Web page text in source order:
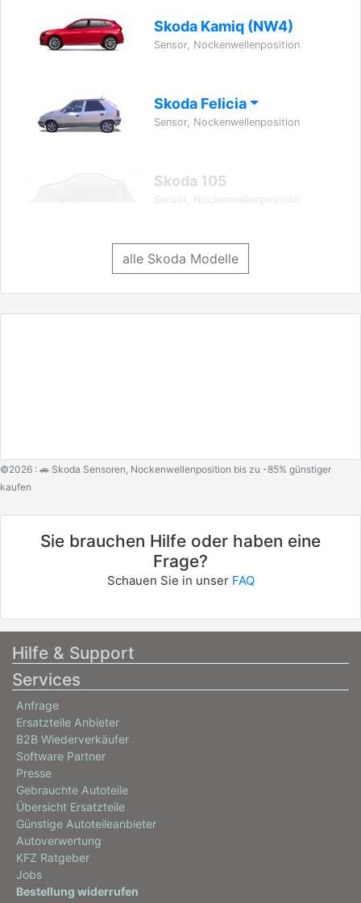
Skoda Kamiq (NW4)
Sensor, Nockenwellenposition
Skoda Felicia
Sensor, Nockenwellenposition
Skoda 105
Sensor, Nockenwellenposition
alle Skoda Modelle
©2026 : 🚗 Skoda Sensoren, Nockenwellenposition bis zu -85% günstiger
kaufen
Sie brauchen Hilfe oder haben eine
Frage?
Schauen Sie in unser FAQ
Hilfe & Support
Services
Anfrage
Ersatzteile Anbieter
B2B Wiederverkäufer
Software Partner
Presse
Gebrauchte Autoteile
Übersicht Ersatzteile
Günstige Autoteileanbieter
Autoverwertung
KFZ Ratgeber
Jobs
Bestellung widerrufen